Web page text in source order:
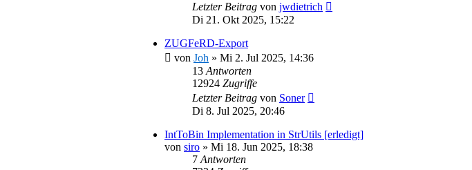
Letzter Beitrag von jwdietrich
Di 21. Okt 2025, 15:22
ZUGFeRD-Export
von Joh » Mi 2. Jul 2025, 14:36
13 Antworten
12924 Zugriffe
Letzter Beitrag von Soner
Di 8. Jul 2025, 20:46
IntToBin Implementation in StrUtils [erledigt]
von siro » Mi 18. Jun 2025, 18:38
7 Antworten